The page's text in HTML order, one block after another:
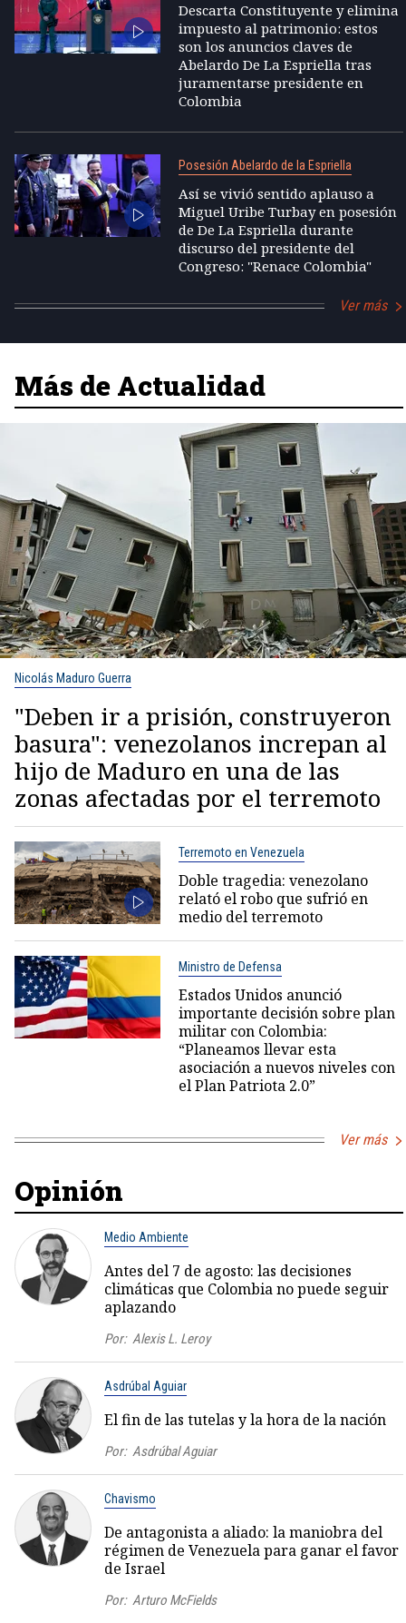
Descarta Constituyente y elimina
impuesto al patrimonio: estos
son los anuncios claves de
Abelardo De La Espriella tras
juramentarse presidente en
Colombia
Posesión Abelardo de la Espriella
Así se vivió sentido aplauso a
Miguel Uribe Turbay en posesión
de De La Espriella durante
discurso del presidente del
Congreso: "Renace Colombia"
Ver más
Más de Actualidad
Nicolás Maduro Guerra
"Deben ir a prisión, construyeron
basura": venezolanos increpan al
hijo de Maduro en una de las
zonas afectadas por el terremoto
Terremoto en Venezuela
Doble tragedia: venezolano
relató el robo que sufrió en
medio del terremoto
Ministro de Defensa
Estados Unidos anunció
importante decisión sobre plan
militar con Colombia:
“Planeamos llevar esta
asociación a nuevos niveles con
el Plan Patriota 2.0”
Ver más
Opinión
Medio Ambiente
Antes del 7 de agosto: las decisiones
climáticas que Colombia no puede seguir
aplazando
Por: Alexis L. Leroy
Asdrúbal Aguiar
El fin de las tutelas y la hora de la nación
Por: Asdrúbal Aguiar
Chavismo
De antagonista a aliado: la maniobra del
régimen de Venezuela para ganar el favor
de Israel
Por: Arturo McFields